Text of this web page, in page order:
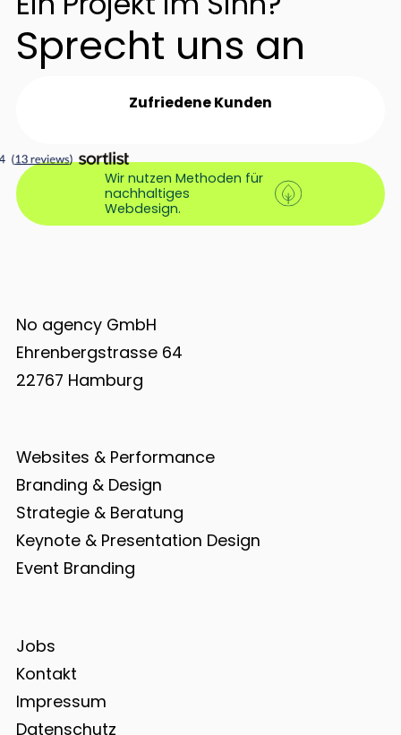
Sprecht uns an
Zufriedene Kunden
Wir nutzen Methoden für
nachhaltiges
Webdesign.
No agency GmbH
Ehrenbergstrasse 64
22767 Hamburg
Websites & Performance
Branding & Design
Strategie & Beratung
Keynote & Presentation Design
Event Branding
Jobs
Kontakt
Impressum
Datenschutz